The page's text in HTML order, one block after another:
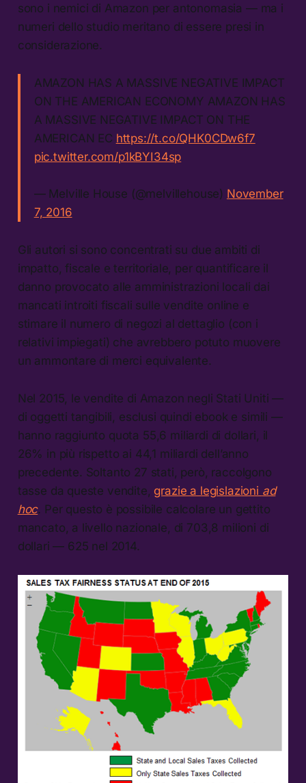
sono i nemici di Amazon per antonomasia — ma i
numeri dello studio meritano di essere presi in
considerazione.
AMAZON HAS A MASSIVE NEGATIVE IMPACT
ON THE AMERICAN ECONOMY AMAZON HAS
A MASSIVE NEGATIVE IMPACT ON THE
AMERICAN EC https://t.co/QHK0CDw6f7
pic.twitter.com/p1kBYI34sp
— Melville House (@melvillehouse) November
7, 2016
Gli autori si sono concentrati su due ambiti di
impatto, fiscale e territoriale, per quantificare il
danno provocato alle amministrazioni locali dai
mancati introiti fiscali sulle vendite online e
stimare il numero di negozi al dettaglio (con i
relativi impiegati) che avrebbero potuto muovere
un ammontare di merci equivalente.
Nel 2015, le vendite di Amazon negli Stati Uniti —
di oggetti tangibili, esclusi quindi ebook e simili —
hanno raggiunto quota 55,6 miliardi di dollari, il
26% in più rispetto ai 44,1 miliardi dell’anno
precedente. Soltanto 27 stati, però, raccolgono
tasse da queste vendite, grazie a legislazioni ad
hoc. Per questo è possibile calcolare un gettito
mancato, a livello nazionale, di 703,8 milioni di
dollari — 625 nel 2014.